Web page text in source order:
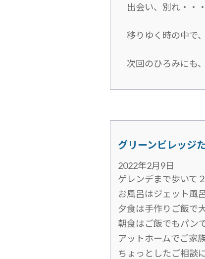
出会い、別れ・・・
移りゆく時の中で
次回のひろみにも
グリーンビレッジ
2022年2月9日
ゲレンデまで歩いて
お風呂はジェット風
夕食は手作りご飯で
朝食はご飯でもパン
アットホームでご家
ちょっとしたご相談